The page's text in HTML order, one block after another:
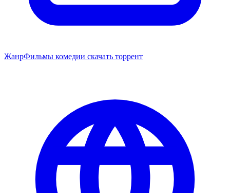
ЖанрФильмы комедии скачать торрент